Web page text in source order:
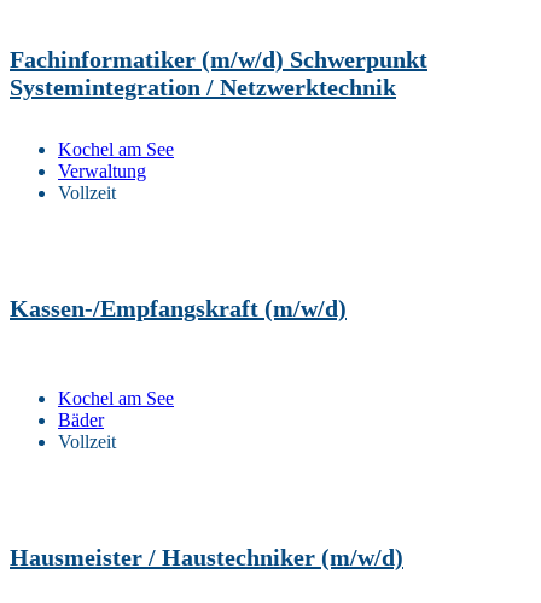
Fachinformatiker (m/w/d) Schwerpunkt
Systemintegration / Netzwerktechnik
Kochel am See
Verwaltung
Vollzeit
Kassen-/Empfangskraft (m/w/d)
Kochel am See
Bäder
Vollzeit
Hausmeister / Haustechniker (m/w/d)